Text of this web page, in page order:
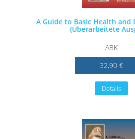
A Guide to Basic Health and
(Überarbeitete
ABK
32,90 €
Details